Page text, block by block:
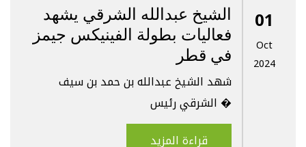
الشيخ عبدالله الشرقي يشهد
فعاليات بطولة الفينيكس جيمز
في قطر
شهد الشيخ عبدالله بن حمد بن سيف
الشرقي رئيس �
قراءة المزيد
01
Oct
2024